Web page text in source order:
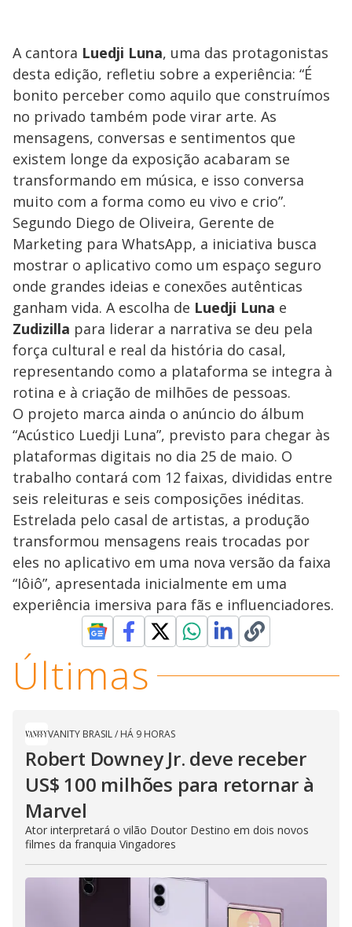
A cantora Luedji Luna, uma das protagonistas
desta edição, refletiu sobre a experiência: “É
bonito perceber como aquilo que construímos
no privado também pode virar arte. As
mensagens, conversas e sentimentos que
existem longe da exposição acabaram se
transformando em música, e isso conversa
muito com a forma como eu vivo e crio”.
Segundo Diego de Oliveira, Gerente de
Marketing para WhatsApp, a iniciativa busca
mostrar o aplicativo como um espaço seguro
onde grandes ideias e conexões autênticas
ganham vida. A escolha de Luedji Luna e
Zudizilla para liderar a narrativa se deu pela
força cultural e real da história do casal,
representando como a plataforma se integra à
rotina e à criação de milhões de pessoas.
O projeto marca ainda o anúncio do álbum
“Acústico Luedji Luna”, previsto para chegar às
plataformas digitais no dia 25 de maio. O
trabalho contará com 12 faixas, divididas entre
seis releituras e seis composições inéditas.
Estrelada pelo casal de artistas, a produção
transformou mensagens reais trocadas por
eles no aplicativo em uma nova versão da faixa
“Iôiô”, apresentada inicialmente em uma
experiência imersiva para fãs e influenciadores.
Últimas
VANITY BRASIL/ HÁ 9 HORAS
Robert Downey Jr. deve receber
US$ 100 milhões para retornar à
Marvel
Ator interpretará o vilão Doutor Destino em dois novos
filmes da franquia Vingadores